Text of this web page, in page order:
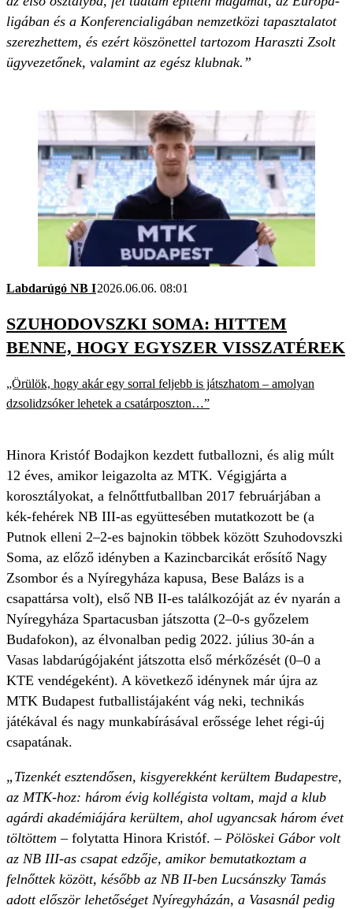
ligában és a Konferencialigában nemzetközi tapasztalatot
szerezhettem, és ezért köszönettel tartozom Haraszti Zsolt
ügyvezetőnek, valamint az egész klubnak.”
Labdarúgó NB I2026.06.06. 08:01
SZUHODOVSZKI SOMA: HITTEM
BENNE, HOGY EGYSZER VISSZATÉREK
„Örülök, hogy akár egy sorral feljebb is játszhatom – amolyan
dzsolidzsóker lehetek a csatárposzton…”
Hinora Kristóf Bodajkon kezdett futballozni, és alig múlt
12 éves, amikor leigazolta az MTK. Végigjárta a
korosztályokat, a felnőttfutballban 2017 februárjában a
kék-fehérek NB III-as együttesében mutatkozott be (a
Putnok elleni 2–2-es bajnokin többek között Szuhodovszki
Soma, az előző idényben a Kazincbarcikát erősítő Nagy
Zsombor és a Nyíregyháza kapusa, Bese Balázs is a
csapattársa volt), első NB II-es találkozóját az év nyarán a
Nyíregyháza Spartacusban játszotta (2–0-s győzelem
Budafokon), az élvonalban pedig 2022. július 30-án a
Vasas labdarúgójaként játszotta első mérkőzését (0–0 a
KTE vendégeként). A következő idénynek már újra az
MTK Budapest futballistájaként vág neki, technikás
játékával és nagy munkabírásával erőssége lehet régi-új
csapatának.
„Tizenkét esztendősen, kisgyerekként kerültem Budapestre,
az MTK-hoz: három évig kollégista voltam, majd a klub
agárdi akadémiájára kerültem, ahol ugyancsak három évet
töltöttem – folytatta Hinora Kristóf. – Pölöskei Gábor volt
az NB III-as csapat edzője, amikor bemutatkoztam a
felnőttek között, később az NB II-ben Lucsánszky Tamás
adott először lehetőséget Nyíregyházán, a Vasasnál pedig